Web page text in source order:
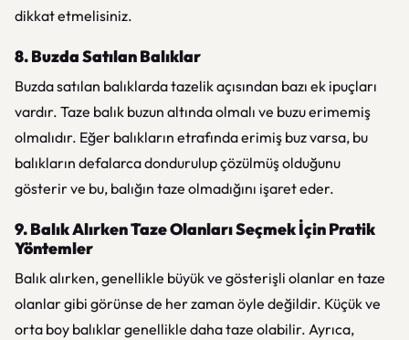
dikkat etmelisiniz.
8. Buzda Satılan Balıklar
Buzda satılan balıklarda tazelik açısından bazı ek ipuçları
vardır. Taze balık buzun altında olmalı ve buzu erimemiş
olmalıdır. Eğer balıkların etrafında erimiş buz varsa, bu
balıkların defalarca dondurulup çözülmüş olduğunu
gösterir ve bu, balığın taze olmadığını işaret eder.
9. Balık Alırken Taze Olanları Seçmek İçin Pratik
Yöntemler
Balık alırken, genellikle büyük ve gösterişli olanlar en taze
olanlar gibi görünse de her zaman öyle değildir. Küçük ve
orta boy balıklar genellikle daha taze olabilir. Ayrıca,